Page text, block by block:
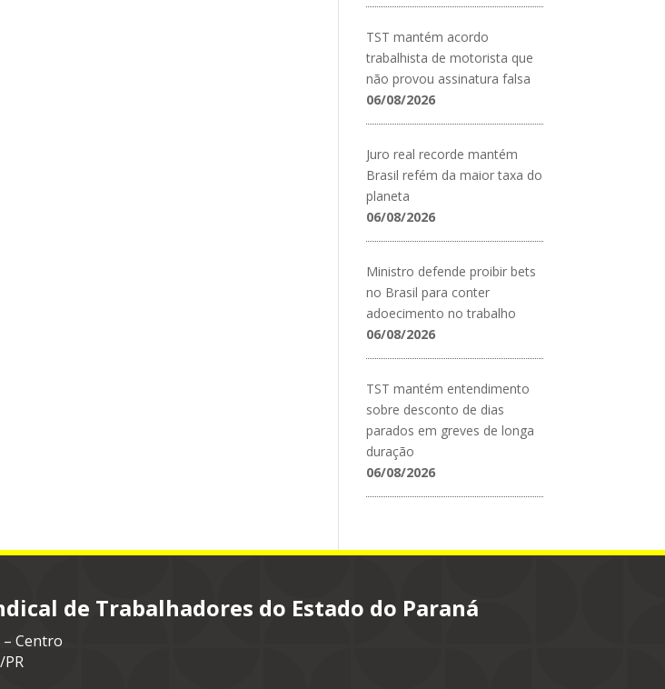
TST mantém acordo
trabalhista de motorista que
não provou assinatura falsa
06/08/2026
Juro real recorde mantém
Brasil refém da maior taxa do
planeta
06/08/2026
Ministro defende proibir bets
no Brasil para conter
adoecimento no trabalho
06/08/2026
TST mantém entendimento
sobre desconto de dias
parados em greves de longa
duração
06/08/2026
de Trabalhadores do Estado do Paraná
– Centro
PR